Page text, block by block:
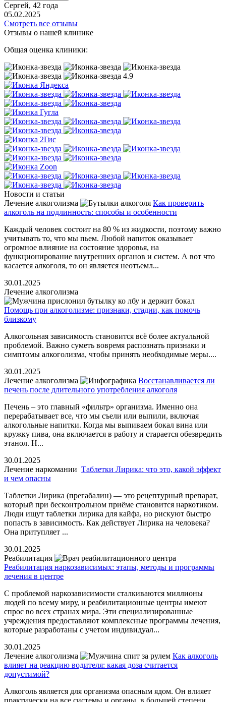
Сергей, 42 года
05.02.2025
Смотреть все отзывы
Отзывы о нашей клинике
Общая оценка клиники:
4.9
Новости и статьи
Лечение алкоголизма
Как проверить
алкоголь на подлинность: способы и особенности
Каждый человек состоит на 80 % из жидкости, поэтому важно
учитывать то, что мы пьем. Любой напиток оказывает
огромное влияние на состояние здоровья, на
функционирование внутренних органов и систем. А вот что
касается алкоголя, то он является неотъемл...
30.01.2025
Лечение алкоголизма
Помощь при алкоголизме: признаки, стадии, как помочь
близкому
Алкогольная зависимость становится всё более актуальной
проблемой. Важно суметь вовремя распознать признаки и
симптомы алкоголизма, чтобы принять необходимые меры....
30.01.2025
Лечение алкоголизма
Восстанавливается ли
печень после длительного употребления алкоголя
Печень – это главный «фильтр» организма. Именно она
перерабатывает все, что мы съели или выпили, включая
алкогольные напитки. Когда мы выпиваем бокал вина или
кружку пива, она включается в работу и старается обезвредить
этанол. Н...
30.01.2025
Лечение наркомании Таблетки Лирика: что это, какой эффект
и чем опасны
Таблетки Лирика (прегабалин) — это рецептурный препарат,
который при бесконтрольном приёме становится наркотиком.
Люди ищут таблетки лирика для кайфа, но рискуют быстро
попасть в зависимость. Как действует Лирика на человека?
Она притупляет ...
30.01.2025
Реабилитация
Реабилитация наркозависимых: этапы, методы и программы
лечения в центре
С проблемой наркозависимости сталкиваются миллионы
людей по всему миру, и реабилитационные центры имеют
спрос во всех странах мира. Эти специализированные
учреждения предоставляют комплексные программы лечения,
которые разработаны с учетом индивидуал...
30.01.2025
Лечение алкоголизма
Как алкоголь
влияет на реакцию водителя: какая доза считается
допустимой?
Алкоголь является для организма опасным ядом. Он влияет
практически на все системы и органы, в большей степени